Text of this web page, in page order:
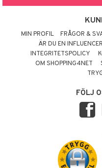
MIN PROFIL FRÅGOR &
ÄR DU EN
INTEGRITETSPOLICY
OM SHOPPING4NET
FÖLJ